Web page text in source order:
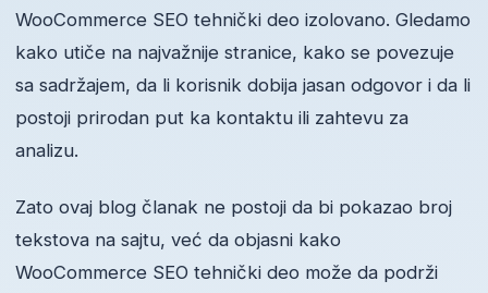
WooCommerce SEO tehnički deo izolovano. Gledamo
kako utiče na najvažnije stranice, kako se povezuje
sa sadržajem, da li korisnik dobija jasan odgovor i da li
postoji prirodan put ka kontaktu ili zahtevu za
analizu.
Zato ovaj blog članak ne postoji da bi pokazao broj
tekstova na sajtu, već da objasni kako
WooCommerce SEO tehnički deo može da podrži